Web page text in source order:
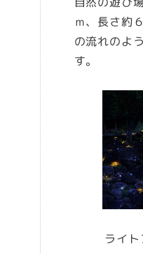
ｍ、長さ約
の流れのよ
す。
ライト